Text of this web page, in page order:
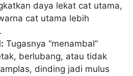
daya lekat cat utama,
cat utama lebih
Tugasnya “menambal”
berlubang, atau tidak
dinding jadi mulus